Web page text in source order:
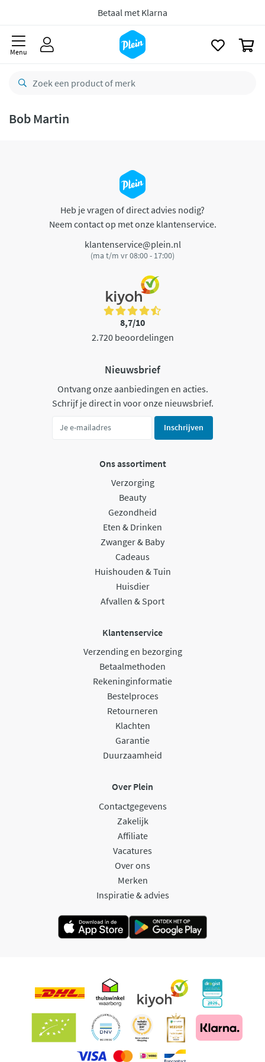
Betaal met Klarna
Menu
Bob Martin
Heb je vragen of direct advies nodig?
Neem contact op met onze klantenservice.
klantenservice@plein.nl
(ma t/m vr 08:00 - 17:00)
8,7/10
2.720 beoordelingen
Nieuwsbrief
Ontvang onze aanbiedingen en acties.
Schrijf je direct in voor onze nieuwsbrief.
Inschrijven
Ons assortiment
Verzorging
Beauty
Gezondheid
Eten & Drinken
Zwanger & Baby
Cadeaus
Huishouden & Tuin
Huisdier
Afvallen & Sport
Klantenservice
Verzending en bezorging
Betaalmethoden
Rekeninginformatie
Bestelproces
Retourneren
Klachten
Garantie
Duurzaamheid
Over Plein
Contactgegevens
Zakelijk
Affiliate
Vacatures
Over ons
Merken
Inspiratie & advies